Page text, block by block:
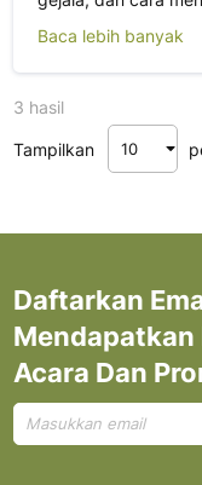
Baca lebih banyak
3 hasil
Tampilkan
Daftarkan
Mendapatkan
Acara Dan
Mendaftar
untuk